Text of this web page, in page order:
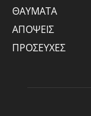
ΘΑΥΜΑΤΑ
ΑΠΟΨΕΙΣ
ΠΡΟΣΕΥΧΕΣ